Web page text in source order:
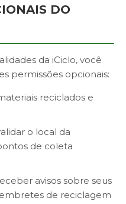
DO
da iCiclo, você
permissões opcionais:
reciclados e
o local da
de coleta
avisos sobre seus
de reciclagem